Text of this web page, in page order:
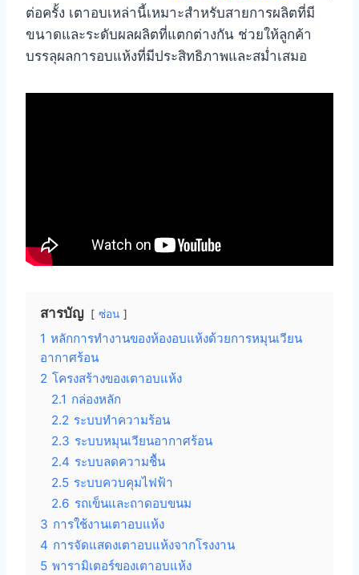
ต่อครั้ง เตาอบเหล่านี้เหมาะสำหรับสายการผลิตที่มี
ขนาดและระดับผลผลิตที่แตกต่างกัน ช่วยให้ลูกค้า
บรรลุผลการอบแห้งที่มีประสิทธิภาพและสม่ำเสมอ
สารบัญ ซ่อน
1 หลักการทำงานของห้องอบแห้งด้วยการหมุนเวียน
อากาศร้อน
2 โครงสร้างของเตาอบแห้ง
2.1 กล่องหลัก
2.2 ระบบทำความร้อน
2.3 ระบบหมุนเวียนอากาศร้อน
2.4 ระบบลดความชื้น
2.5 ระบบควบคุมไฟฟ้า
2.6 รถเข็นและถาดอบขนม
3 การใช้งานเตาอบแห้ง
4 การจัดแสดงเตาอบแห้งจากโรงงาน
5 พารามิเตอร์ของเตาอบแห้ง